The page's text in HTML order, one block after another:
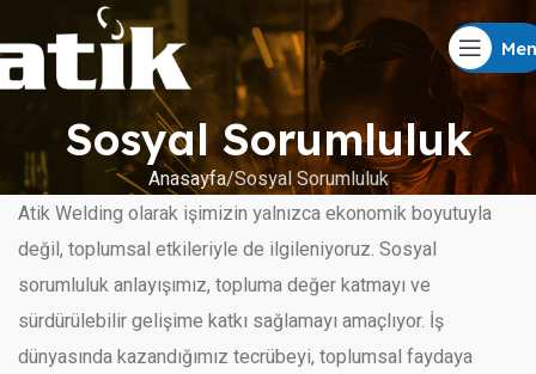
Sosyal Sorumluluk
Anasayfa Sosyal Sorumluluk
Atik Welding olarak işimizin yalnızca ekonomik boyutuyla
değil, toplumsal etkileriyle de ilgileniyoruz. Sosyal
sorumluluk anlayışımız, topluma değer katmayı ve
sürdürülebilir gelişime katkı sağlamayı amaçlıyor. İş
dünyasında kazandığımız tecrübeyi, toplumsal faydaya